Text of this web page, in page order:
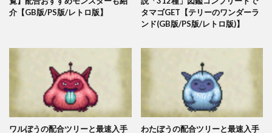
介【GB版/PS版/レトロ版】
タマゴGET【テリーのワンダーラ
ンド(GB版/PS版/レトロ版)】
ワルぼうの配合ツリーと最速入手
わたぼうの配合ツリーと最速入手